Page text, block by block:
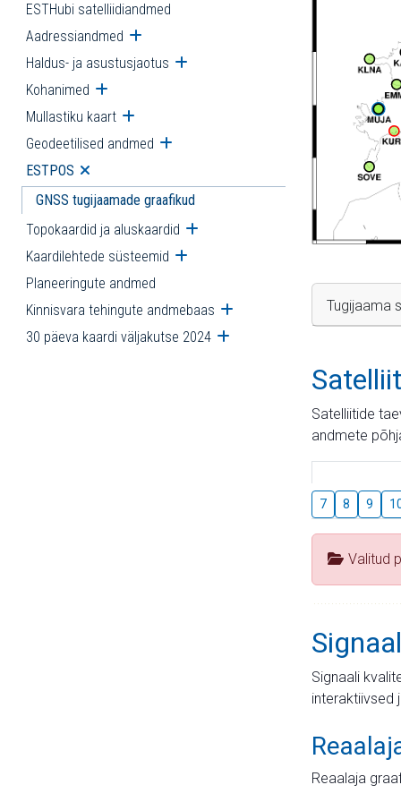
ESTHubi satelliidiandmed
Aadressiandmed Ava alammenüü
Haldus- ja asustusjaotus Ava alammenüü
Kohanimed Ava alammenüü
Mullastiku kaart Ava alammenüü
Geodeetilised andmed Ava alammenüü
ESTPOS Ava alammenüü
GNSS tugijaamade graafikud
Topokaardid ja aluskaardid Ava alammenüü
Kaardilehtede süsteemid Ava alammenüü
Planeeringute andmed
Kinnisvara tehingute andmebaas Ava alammenüü
30 päeva kaardi väljakutse 2024 Ava alammenüü
Tugijaama
Satelliitide
andmete
7 8 9
Valitud
Signaali
interaktiivsed
Reaalaja